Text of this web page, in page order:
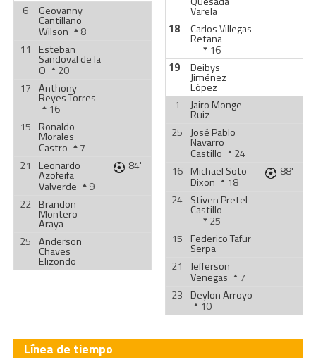
6 Geovanny
Cantillano
Wilson
8
11 Esteban
Sandoval de la
O
20
17 Anthony
Reyes Torres
16
15 Ronaldo
Morales
Castro
7
21 Leonardo
Azofeifa
Valverde 9
84'
22 Brandon
Montero
Araya
25 Anderson
Chaves
Elizondo
Varela
18 Carlos Villegas
Retana
16
19
Deibys
Jiménez
López
1
Jairo Monge
Ruiz
25 José Pablo
Navarro
Castillo
24
16 Michael Soto
Dixon 18
88'
24 Stiven Pretel
Castillo
25
15 Federico Tafur
Serpa
21 Jefferson
Venegas
7
23 Deylon Arroyo
10
Línea de tiempo